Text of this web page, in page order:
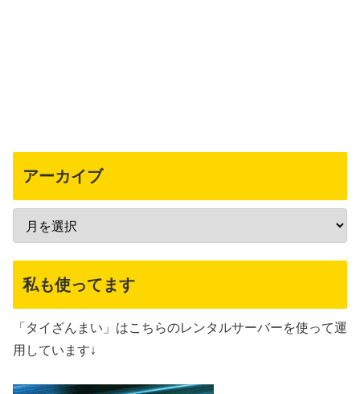
アーカイブ
私も使ってます
「タイざんまい」はこちらのレンタルサーバーを使って運
用しています↓